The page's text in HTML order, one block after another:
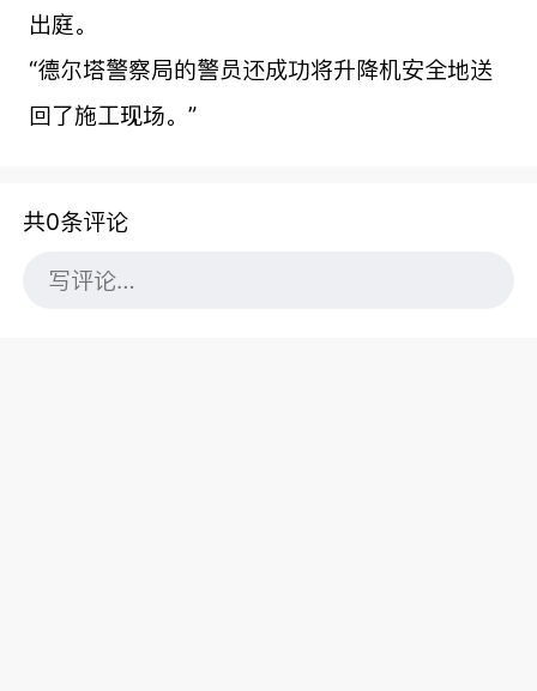
出庭。
“德尔塔警察局的警员还成功将升降机安全地送
回了施工现场。”
共0条评论